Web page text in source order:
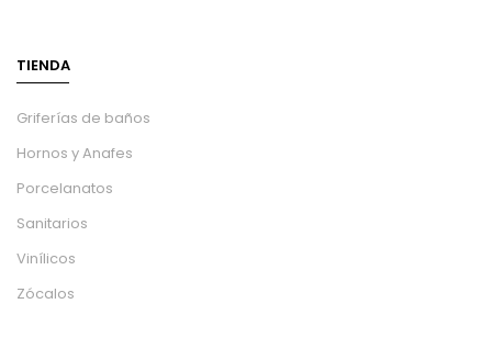
TIENDA
Griferías de baños
Hornos y Anafes
Porcelanatos
Sanitarios
Vinílicos
Zócalos